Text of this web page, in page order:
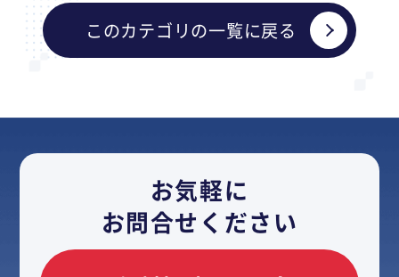
このカテゴリの一覧に戻る
お気軽に
お問合せください